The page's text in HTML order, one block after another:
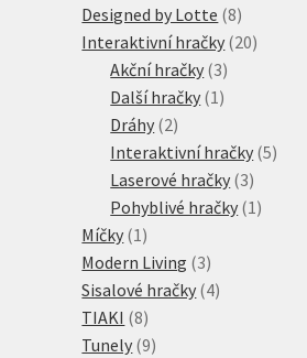
Designed by Lotte 88
produktů
Interaktivní hračky 2020
Akční hračky 33
produkty
Další hračky 1 1
Dráhy 22
produkty
Interaktivní hračky 55
Laserové hračky 33
produkty
Pohyblivé hračky 1 1
Míčky 1 1
produkt
Modern Living 33
produkty
Sisalové hračky 44
TIAKI 88
produktů
Tunely 99